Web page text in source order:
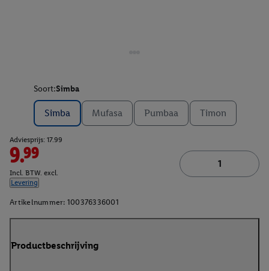
Soort:Simba
Simba Mufasa Pumbaa Timon
Adviesprijs: 17.99
9.99
Incl. BTW. excl.
Levering
Artikelnummer: 100376336001
Productbeschrijving